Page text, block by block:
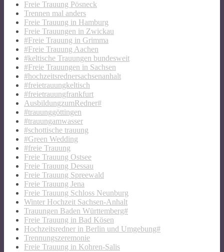
Freie Trauung Pösneck
Trennen mal anders
Freie Trauung in Hamburg
Freie Trauungen in Zwickau
#Freie Trauung in Grimma
#Freie Trauung Aachen
#keltische Trauungen bundesweit
#Freie Trauungen in Sachsen
#hochzeitsrednersachsenanhalt
#freietrauungkeltisch
#freietrauungfrankfurt
AusbildungzumRedner#
#trauunggöttingen
#trauungamwasser
#schottische trauung
#Green Wedding
#freie Trauung
Freie Trauung Ostsee
Freie Trauung Dessau
Freie Trauung Spreewald
Freie Trauung Jena
Freie Trauung Schloss Neunburg
Winter Hochzeit Sachsen-Anhalt
Trauungen Baden Württemberg#
Freie Trauung in Bad Kösen
Hochzeitsredner in Berlin und Umgebung#
Trennungszeremonie
Freie Trauung in Kohren-Salis